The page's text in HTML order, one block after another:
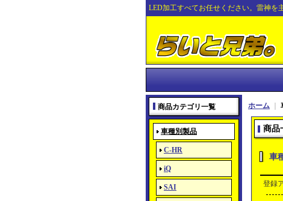
LED加工すべてお任せください。雷神を
商品カテゴリ一覧
車種別製品
C-HR
iQ
SAI
ホーム
商品
車
登録